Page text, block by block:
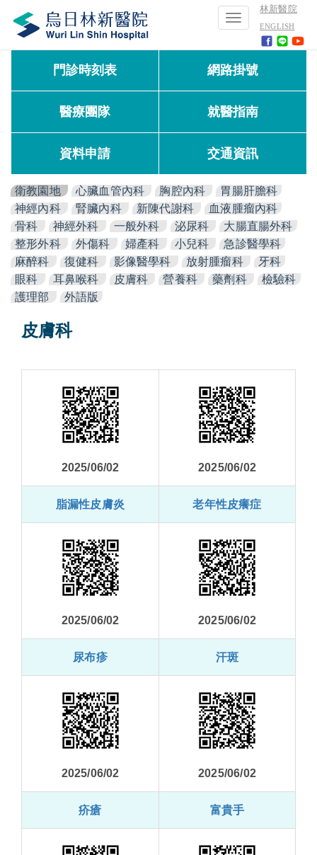
林新醫院
ENGLISH
Toggle
navigation
門診時刻表 網路掛號
醫療團隊 就醫指南
資料申請 交通資訊
衛教園地 心臟血管內科 胸腔內科
胃腸肝膽科
神經內科
腎臟內科 新陳代謝科
血液腫瘤內科
骨科
神經外科 一般外科 泌尿科
大腸直腸外科
整形外科
外傷科 婦產科 小兒科
急診醫學科
麻醉科
復健科 影像醫學科 放射腫瘤科
牙科
眼科
耳鼻喉科 皮膚科 營養科 藥劑科
檢驗科
護理部
外語版
皮膚科
2025/06/02 2025/06/02
脂漏性皮膚炎 老年性皮癢症
2025/06/02 2025/06/02
尿布疹 汗斑
2025/06/02 2025/06/02
疥瘡 富貴手